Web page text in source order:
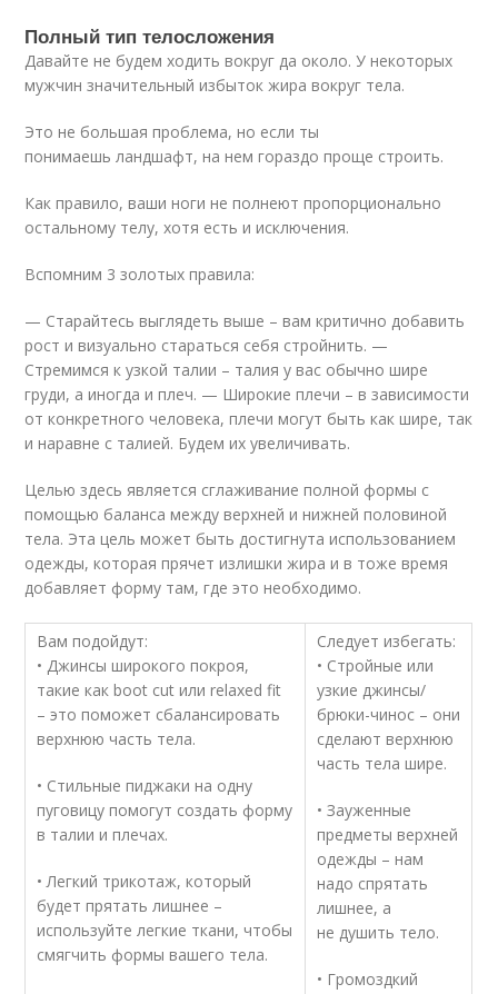
Полный тип телосложения
Давайте не будем ходить вокруг да около. У некоторых
мужчин значительный избыток жира вокруг тела.
Это не большая проблема, но если ты
понимаешь ландшафт, на нем гораздо проще строить.
Как правило, ваши ноги не полнеют пропорционально
остальному телу, хотя есть и исключения.
Вспомним 3 золотых правила:
— Старайтесь выглядеть выше – вам критично добавить
рост и визуально стараться себя стройнить. —
Стремимся к узкой талии – талия у вас обычно шире
груди, а иногда и плеч. — Широкие плечи – в зависимости
от конкретного человека, плечи могут быть как шире, так
и наравне с талией. Будем их увеличивать.
Целью здесь является сглаживание полной формы с
помощью баланса между верхней и нижней половиной
тела. Эта цель может быть достигнута использованием
одежды, которая прячет излишки жира и в тоже время
добавляет форму там, где это необходимо.
Вам подойдут:
• Джинсы широкого покроя,
такие как boot cut или relaxed fit
– это поможет сбалансировать
верхнюю часть тела.
• Стильные пиджаки на одну
пуговицу помогут создать форму
в талии и плечах.
• Легкий трикотаж, который
будет прятать лишнее –
используйте легкие ткани, чтобы
смягчить формы вашего тела.
Следует избегать:
• Стройные или
узкие джинсы/
брюки-чинос – они
сделают верхнюю
часть тела шире.
• Зауженные
предметы верхней
одежды – нам
надо спрятать
лишнее, а
не душить тело.
• Громоздкий